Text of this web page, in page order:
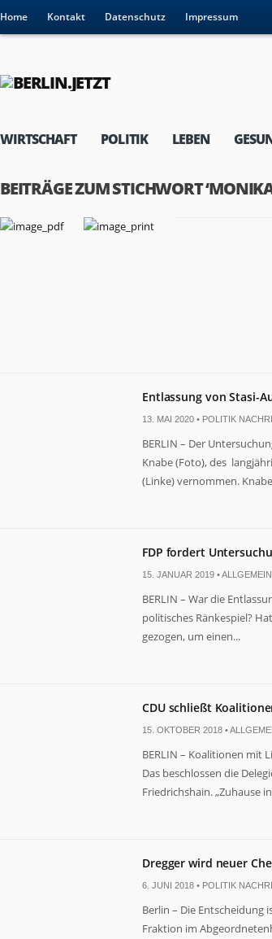
Home Kontakt Datenschutz Impressum
WIRTSCHAFT POLITIK LEBEN
BEITRÄGE ZUM STICHWORT
Entlassung von Stasi-
13. MAI 2020 • POLITIK
BERLIN – Der
Knabe (Foto), des
(Linke) vernommen.
FDP fordert
15. JANUAR 2019 •ALLGEMEIN
BERLIN – War die
politisches Ränkespiel?
gezogen, um einen...
CDU schließt
15. OKTOBER 2018 •
BERLIN – Koalitionen mit
Das beschlossen die
Friedrichshain. „Zuhause
Dregger wird neuer
6. JUNI 2018 • POLITIK
Berlin – Die Entscheidung
Fraktion im